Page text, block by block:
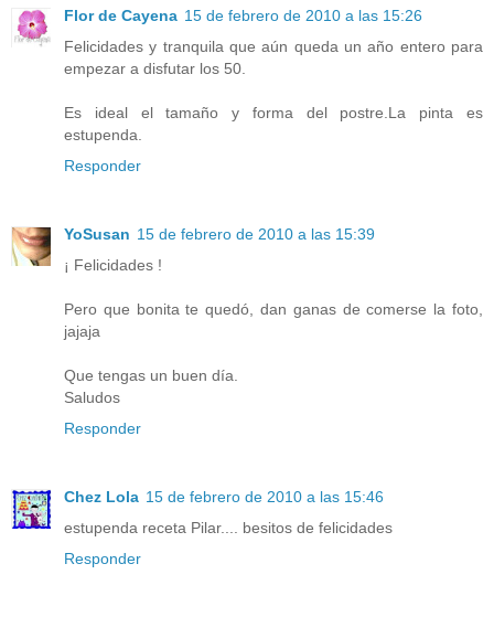
Flor de Cayena 15 de febrero de 2010 a las 15:26
Felicidades y tranquila que aún queda un año entero para
empezar a disfutar los 50.
Es ideal el tamaño y forma del postre.La pinta es
estupenda.
Responder
YoSusan 15 de febrero de 2010 a las 15:39
¡ Felicidades !
Pero que bonita te quedó, dan ganas de comerse la foto,
jajaja
Que tengas un buen día.
Saludos
Responder
Chez Lola 15 de febrero de 2010 a las 15:46
estupenda receta Pilar.... besitos de felicidades
Responder